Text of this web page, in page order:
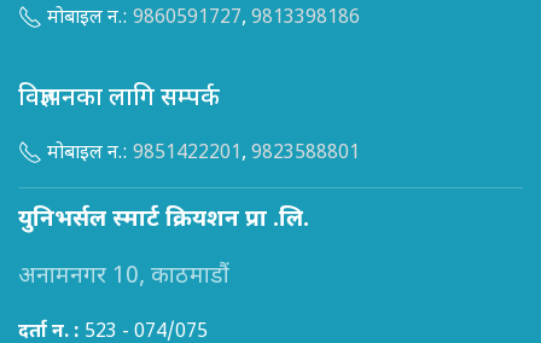
मोबाइल न.: 9860591727, 9813398186
विज्ञापनका लागि सम्पर्क
मोबाइल न.: 9851422201, 9823588801
युनिभर्सल स्मार्ट क्रियशन प्रा .लि.
अनामनगर 10, काठमाडौं
दर्ता न. : 523 - 074/075